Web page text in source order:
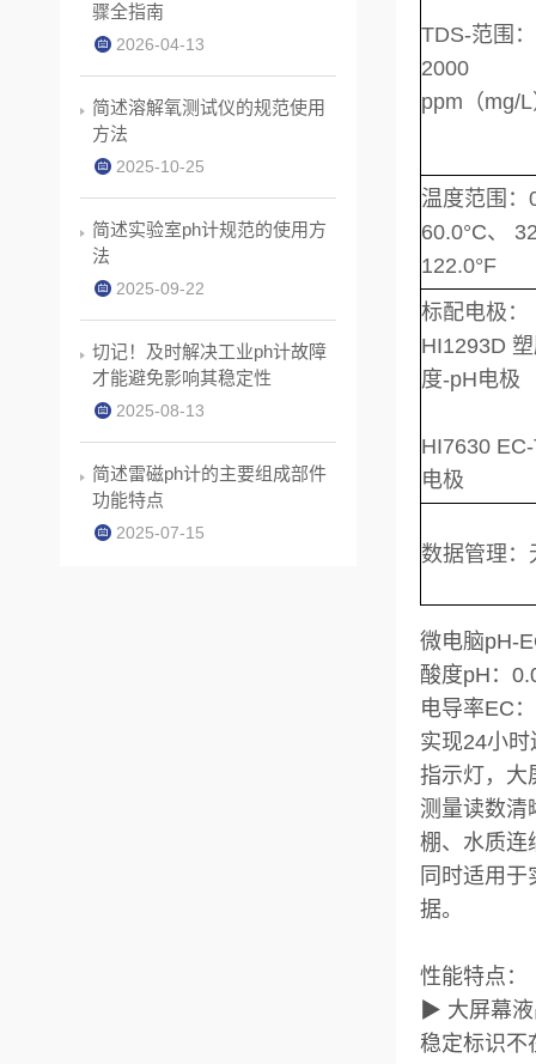
TDS-范围
2000
ppm（mg/
温度范围：
60.0°C、
122.0°F
标配电极：
HI1293D
度-pH电极
HI7630
电极
数据管理：
微电脑pH-
酸度pH：
电导率EC
实现24小
指示灯，大
测量读数清
棚、水质
同时适用
据。
性能特点：
▶ 大屏幕
稳定标识不
骤全指南
2026-04-13
简述溶解氧测试仪的规范使用
方法
2025-10-25
简述实验室ph计规范的使用方
法
2025-09-22
切记！及时解决工业ph计故障
才能避免影响其稳定性
2025-08-13
简述雷磁ph计的主要组成部件
功能特点
2025-07-15